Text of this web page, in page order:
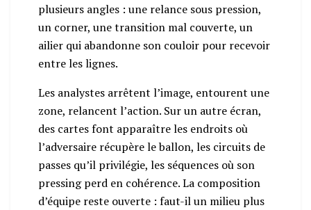
plusieurs angles : une relance sous pression,
un corner, une transition mal couverte, un
ailier qui abandonne son couloir pour recevoir
entre les lignes.
Les analystes arrêtent l’image, entourent une
zone, relancent l’action. Sur un autre écran,
des cartes font apparaître les endroits où
l’adversaire récupère le ballon, les circuits de
passes qu’il privilégie, les séquences où son
pressing perd en cohérence. La composition
d’équipe reste ouverte : faut-il un milieu plus